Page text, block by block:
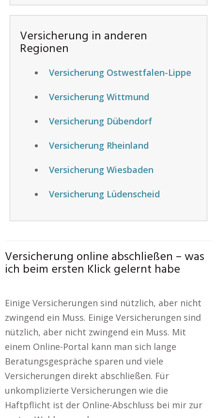
Versicherung in anderen
Regionen
Versicherung Ostwestfalen-Lippe
Versicherung Wittmund
Versicherung Dübendorf
Versicherung Rheinland
Versicherung Wiesbaden
Versicherung Lüdenscheid
Versicherung online abschließen – was
ich beim ersten Klick gelernt habe
Einige Versicherungen sind nützlich, aber nicht
zwingend ein Muss. Einige Versicherungen sind
nützlich, aber nicht zwingend ein Muss. Mit
einem Online-Portal kann man sich lange
Beratungsgespräche sparen und viele
Versicherungen direkt abschließen. Für
unkomplizierte Versicherungen wie die
Haftpflicht ist der Online-Abschluss bei mir zur